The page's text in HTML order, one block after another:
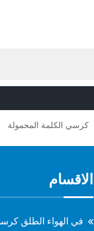
كرسي الكلمة المحمولة
الاقسام
في الهواء الطلق